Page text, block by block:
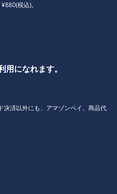
税込)。
になれます。
決済以外にも、アマゾンペイ、商品代